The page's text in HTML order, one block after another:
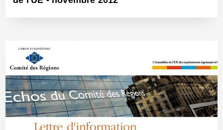
19 Déc 2012 - Réf: BW11589